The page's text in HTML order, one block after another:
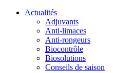
Actualités
Adjuvants
Anti-limaces
Anti-rongeurs
Biocontrôle
Biosolutions
Conseils de saison